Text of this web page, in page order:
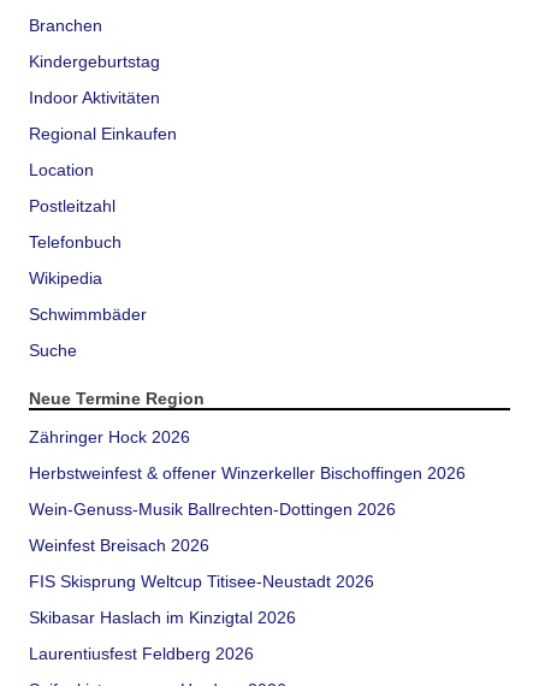
Branchen
Kindergeburtstag
Indoor Aktivitäten
Regional Einkaufen
Location
Postleitzahl
Telefonbuch
Wikipedia
Schwimmbäder
Suche
Neue Termine Region
Zähringer Hock 2026
Herbstweinfest & offener Winzerkeller Bischoffingen 2026
Wein-Genuss-Musik Ballrechten-Dottingen 2026
Weinfest Breisach 2026
FIS Skisprung Weltcup Titisee-Neustadt 2026
Skibasar Haslach im Kinzigtal 2026
Laurentiusfest Feldberg 2026